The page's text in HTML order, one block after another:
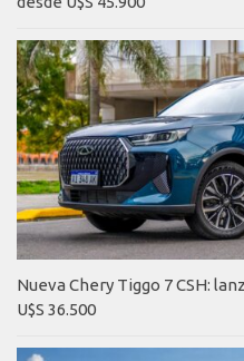
Nueva Chery Tiggo 7 CSH:
U$S 36.500